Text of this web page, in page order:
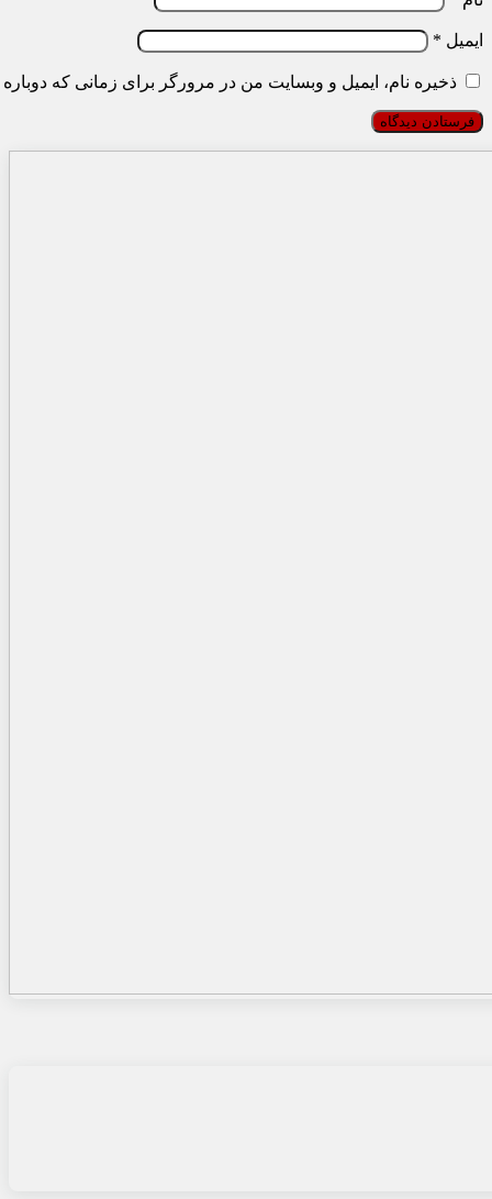
ایمیل *
ذخیره نام، ایمیل و وبسایت من در مرورگر برای زمانی که